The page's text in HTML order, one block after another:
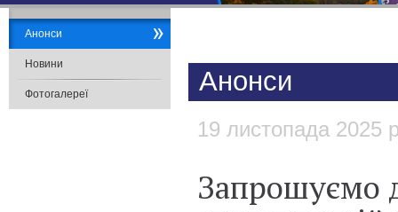
Анонси
19 листопада 2025
​Запрошуємо
Анонси
Новини
Фотогалереї